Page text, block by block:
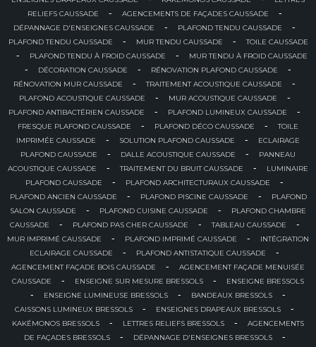
RELIEFS CAUSSADE
- AGENCEMENTS DE FAÇADES CAUSSADE -
DÉPANNAGE D'ENSEIGNES CAUSSADE - PLAFOND TENDU CAUSSADE -
PLAFOND TENDU CAUSSADE - MUR TENDU CAUSSADE - TOILE CAUSSADE
- PLAFOND TENDU À FROID CAUSSADE - MUR TENDU À FROID CAUSSADE
- DÉCORATION CAUSSADE - RÉNOVATION PLAFOND CAUSSADE -
RÉNOVATION MUR CAUSSADE - TRAITEMENT ACOUSTIQUE CAUSSADE -
PLAFOND ACOUSTIQUE CAUSSADE - MUR ACOUSTIQUE CAUSSADE -
PLAFOND ANTIBACTÉRIEN CAUSSADE - PLAFOND LUMINEUX CAUSSADE -
FRESQUE PLAFOND CAUSSADE - PLAFOND DÉCO CAUSSADE -
TOILE
IMPRIMÉE CAUSSADE
- SOLUTION PLAFOND CAUSSADE -
ECLAIRAGE
PLAFOND CAUSSADE
- DALLE ACOUSTIQUE CAUSSADE -
PANNEAU
ACOUSTIQUE CAUSSADE
- TRAITEMENT DU BRUIT CAUSSADE -
LUMINAIRE
PLAFOND CAUSSADE
- PLAFOND ARCHITECTURAUX CAUSSADE -
PLAFOND ANCIEN CAUSSADE - PLAFOND PISCINE CAUSSADE -
PLAFOND
SALON CAUSSADE
- PLAFOND CUISINE CAUSSADE -
PLAFOND CHAMBRE
CAUSSADE
- PLAFOND PAS CHER CAUSSADE - TABLEAU CAUSSADE -
MUR IMPRIMÉ CAUSSADE - PLAFOND IMPRIMÉ CAUSSADE -
INTÉGRATION
ECLAIRAGE CAUSSADE
- PLAFOND ANTISTATIQUE CAUSSADE -
AGENCEMENT FAÇADE BOIS CAUSSADE -
AGENCEMENT FAÇADE MENUISÉE
CAUSSADE
- ENSEIGNE SUR MESURE BRESSOLS - ENSEIGNE BRESSOLS
- ENSEIGNE LUMINEUSE BRESSOLS - BANDEAUX BRESSOLS -
CAISSONS LUMINEUX BRESSOLS - ENSEIGNES DRAPEAUX BRESSOLS -
KAKÉMONOS BRESSOLS - LETTRES RELIEFS BRESSOLS -
AGENCEMENTS
DE FAÇADES BRESSOLS
- DÉPANNAGE D'ENSEIGNES BRESSOLS
-